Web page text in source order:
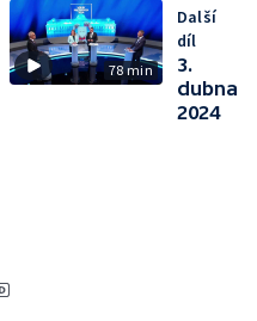
78 min
Další
díl
3.
dubna
2024